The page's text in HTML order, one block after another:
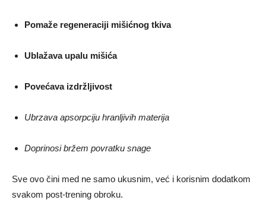
Pomaže regeneraciji mišićnog tkiva
Ublažava upalu mišića
Povećava izdržljivost
Ubrzava apsorpciju hranljivih materija
Doprinosi bržem povratku snage
Sve ovo čini med ne samo ukusnim, već i korisnim dodatkom
svakom post-trening obroku.